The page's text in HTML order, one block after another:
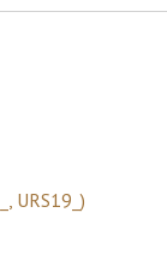
URS19_)